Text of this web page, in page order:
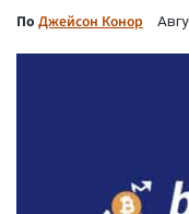
По Джейсон Конор